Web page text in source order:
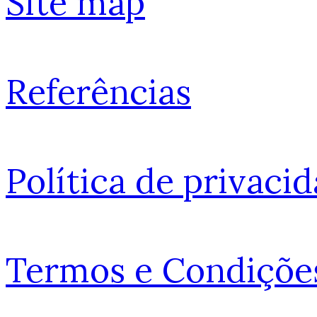
Referências
Política de
Termos e